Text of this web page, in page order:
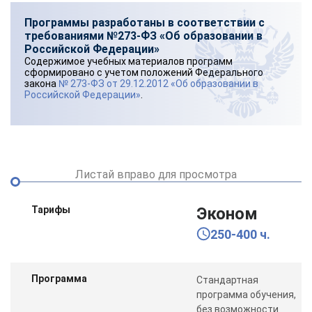
Программы разработаны в соответствии с
требованиями №273-ФЗ «Об образовании в
Российской Федерации»
Содержимое учебных материалов программ
сформировано с учетом положений Федерального
закона № 273-ФЗ от 29.12.2012 «Об образовании в
Российской Федерации»
Листай вправо для просмотра
Тарифы Эконом
250-400 ч.
Программа
Стандартная
программа обучения,
без возможности